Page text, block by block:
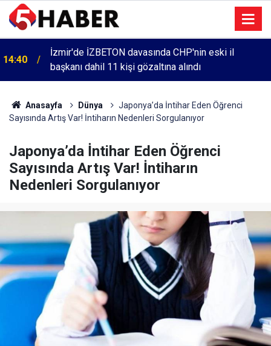
14:40
İzmir'de İZBETON davasında CHP'nin eski il
başkanı dahil 11 kişi gözaltına alındı
Anasayfa Dünya
Japonya’da İntihar Eden Öğrenci
Sayısında Artış Var! İntiharın Nedenleri Sorgulanıyor
Japonya’da İntihar Eden Öğrenci
Sayısında Artış Var! İntiharın
Nedenleri Sorgulanıyor